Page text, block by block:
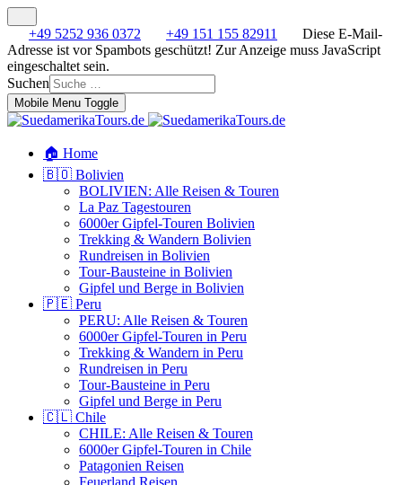
+49 5252 936 0372 +49 151 155 82911
Diese E-Mail-
Adresse ist vor Spambots geschützt! Zur Anzeige muss JavaScript
eingeschaltet sein.
Suchen
Mobile Menu Toggle
🏠 Home
🇧🇴 Bolivien
BOLIVIEN: Alle Reisen & Touren
La Paz Tagestouren
6000er Gipfel-Touren Bolivien
Trekking & Wandern Bolivien
Rundreisen in Bolivien
Tour-Bausteine in Bolivien
Gipfel und Berge in Bolivien
🇵🇪 Peru
PERU: Alle Reisen & Touren
6000er Gipfel-Touren in Peru
Trekking & Wandern in Peru
Rundreisen in Peru
Tour-Bausteine in Peru
Gipfel und Berge in Peru
🇨🇱 Chile
CHILE: Alle Reisen & Touren
6000er Gipfel-Touren in Chile
Patagonien Reisen
Feuerland Reisen